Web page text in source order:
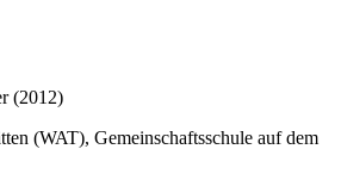
(2012)
(WAT), Gemeinschaftsschule auf dem